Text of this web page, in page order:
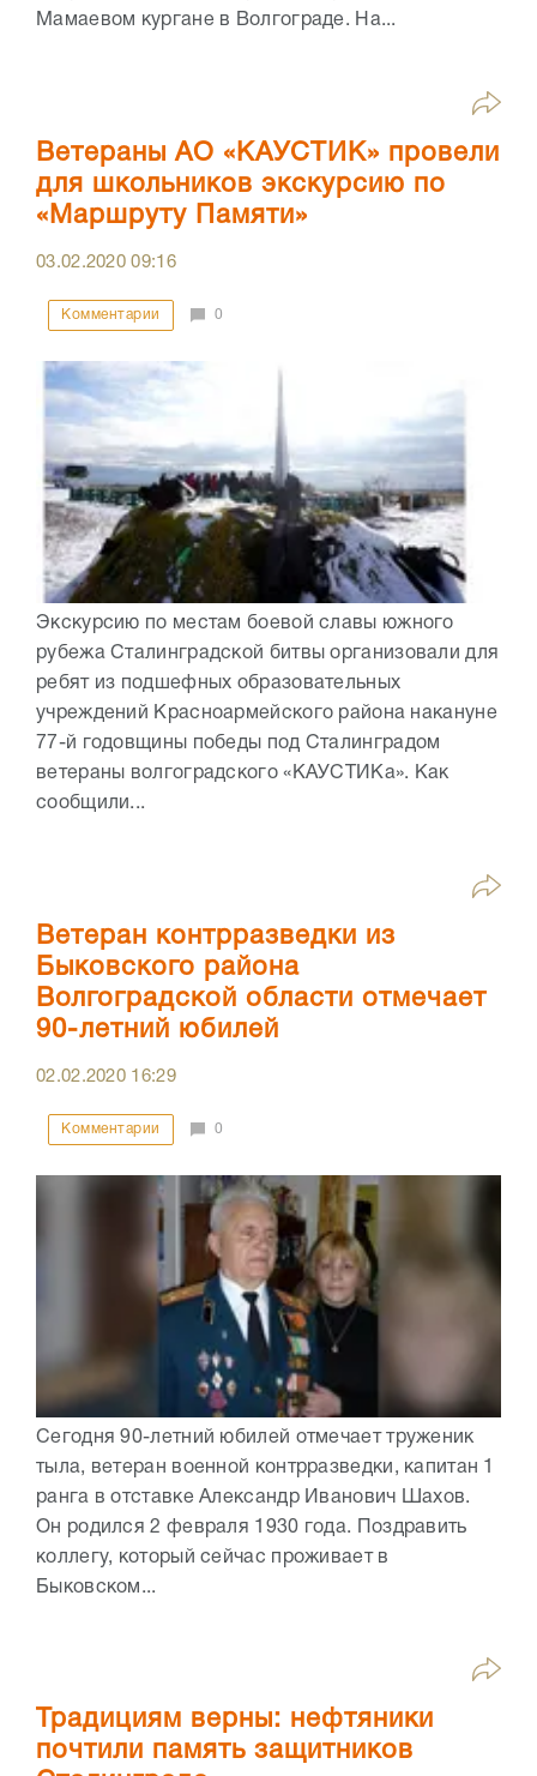
Мамаевом кургане в Волгограде. На...
Ветераны АО «КАУСТИК» провели
для школьников экскурсию по
«Маршруту Памяти»
03.02.202009:16
Комментарии 0
Экскурсию по местам боевой славы южного
рубежа Сталинградской битвы организовали для
ребят из подшефных образовательных
учреждений Красноармейского района накануне
77-й годовщины победы под Сталинградом
ветераны волгоградского «КАУСТИКа». Как
сообщили...
Ветеран контрразведки из
Быковского района
Волгоградской области отмечает
90-летний юбилей
02.02.2020 16:29
Комментарии 0
Сегодня 90-летний юбилей отмечает труженик
тыла, ветеран военной контрразведки, капитан 1
ранга в отставке Александр Иванович Шахов.
Он родился 2 февраля 1930 года. Поздравить
коллегу, который сейчас проживает в
Быковском...
Традициям верны: нефтяники
почтили память защитников